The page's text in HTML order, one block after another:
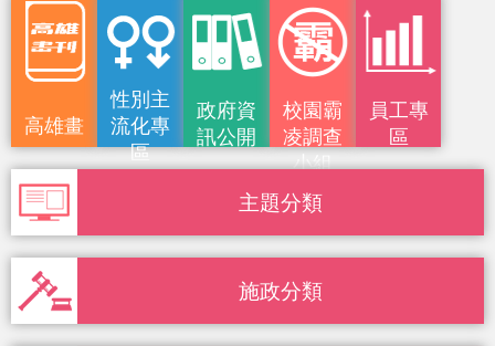
高雄畫
刊
性別主
流化專
區
政府資
訊公開
校園霸
凌調查
小組
員工專
區
主題分類
施政分類